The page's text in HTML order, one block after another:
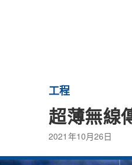
工程
超薄無線
2021年10月26日